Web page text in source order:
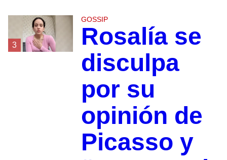
3
GOSSIP
Rosalía se
disculpa
por su
opinión de
Picasso y